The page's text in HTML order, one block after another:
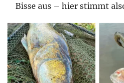
Bisse aus – hier stimmt